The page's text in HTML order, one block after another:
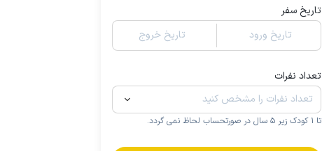
تاریخ سفر
تاریخ ورود
تاریخ خروج
تعداد نفرات
تا 1 کودک زیر 5 سال در صورتحساب لحاظ نمی گردد.